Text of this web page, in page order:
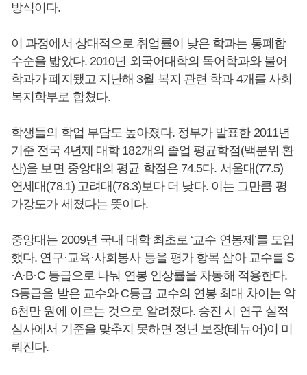
방식이다.
이 과정에서 상대적으로 취업률이 낮은 학과는 통폐합
수순을 밟았다. 2010년 외국어대학의 독어학과와 불어
학과가 폐지됐고 지난해 3월 복지 관련 학과 4개를 사회
복지학부로 합쳤다.
학생들의 학업 부담도 높아졌다. 정부가 발표한 2011년
기준 전국 4년제 대학 182개의 졸업 평균학점(백분위 환
산)을 보면 중앙대의 평균 학점은 74.5다. 서울대(77.5)
연세대(78.1) 고려대(78.3)보다 더 낮다. 이는 그만큼 평
가강도가 세졌다는 뜻이다.
중앙대는 2009년 국내 대학 최초로 ‘교수 연봉제’를 도입
했다. 연구·교육·사회봉사 등을 평가 항목 삼아 교수를 S
·A·B·C 등급으로 나눠 연봉 인상률을 차동해 적용한다.
S등급을 받은 교수와 C등급 교수의 연봉 최대 차이는 약
6천만 원에 이르는 것으로 알려졌다. 승진 시 연구 실적
심사에서 기준을 맞추지 못하면 정년 보장(테뉴어)이 미
뤄진다.